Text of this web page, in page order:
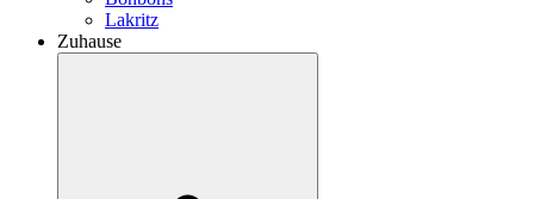
Lakritz
Zuhause